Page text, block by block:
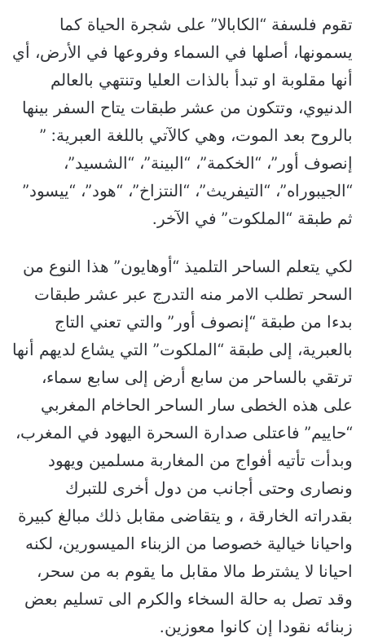
تقوم فلسفة “الكابالا” على شجرة الحياة كما
يسمونها، أصلها في السماء وفروعها في الأرض، أي
أنها مقلوبة او تبدأ بالذات العليا وتنتهي بالعالم
الدنيوي، وتتكون من عشر طبقات يتاح السفر بينها
بالروح بعد الموت، وهي كالآتي باللغة العبرية: ”
إنصوف أور”، “الخكمة”، “البينة”، “الشسيد”،
“الجيبوراه”، “التيفريث”، “النتزاخ”، “هود”، “ييسود”
ثم طبقة “الملكوت” في الآخر.
لكي يتعلم الساحر التلميذ “أوهايون” هذا النوع من
السحر تطلب الامر منه التدرج عبر عشر طبقات
بدءا من طبقة “إنصوف أور” والتي تعني التاج
بالعبرية، إلى طبقة “الملكوت” التي يشاع لديهم أنها
ترتقي بالساحر من سابع أرض إلى سابع سماء،
على هذه الخطى سار الساحر الحاخام المغربي
“حاييم” فاعتلى صدارة السحرة اليهود في المغرب،
وبدأت تأتيه أفواج من المغاربة مسلمين ويهود
ونصارى وحتى أجانب من دول أخرى للتبرك
بقدراته الخارقة ، و يتقاضى مقابل ذلك مبالغ كبيرة
واحيانا خيالية خصوصا من الزبناء الميسورين، لكنه
احيانا لا يشترط مالا مقابل ما يقوم به من سحر،
وقد تصل به حالة السخاء والكرم الى تسليم بعض
زبنائه نقودا إن كانوا معوزين.